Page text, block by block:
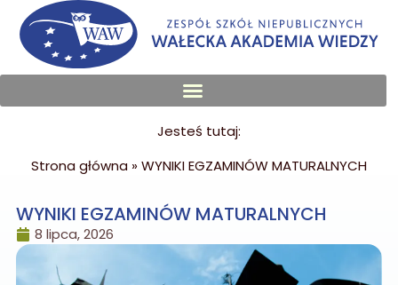
Jesteś tutaj:
Strona główna »WYNIKI EGZAMINÓW MATURALNYCH
WYNIKI EGZAMINÓW MATURALNYCH
8 lipca, 2026